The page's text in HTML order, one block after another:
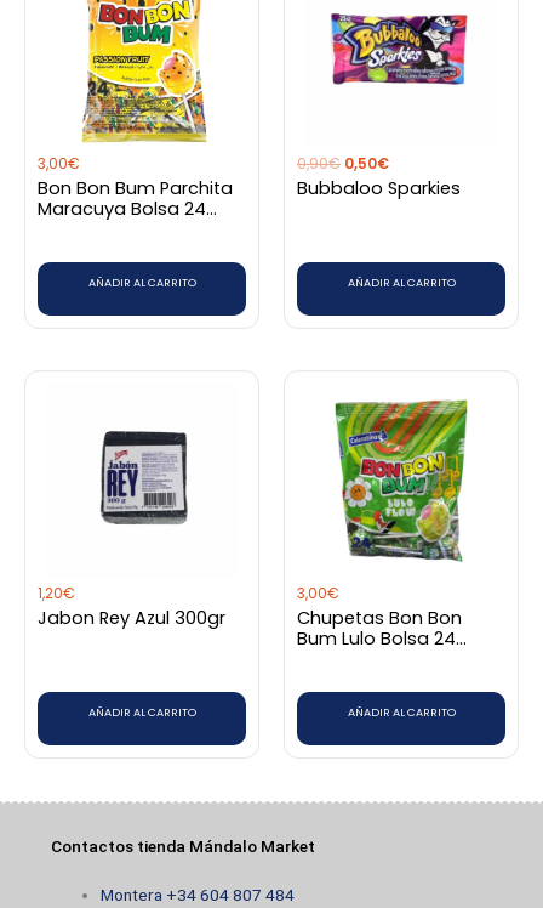
3,00€
Bon Bon Bum Parchita
Maracuya Bolsa 24
AÑADIR AL CARRITO
0,90€
0,90€.
0,50€
0,50€.
Bubbaloo Sparkies
AÑADIR AL CARRITO
1,20€
Jabon Rey Azul 300gr
AÑADIR AL CARRITO
3,00€
Chupetas Bon Bon
Bum Lulo Bolsa 24
AÑADIR AL CARRITO
Contactos tienda Mándalo Market
Montera +34 604 807 484